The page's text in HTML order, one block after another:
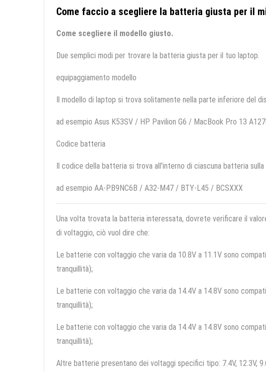
Come faccio a scegliere la batteria giusta per il
Come scegliere il modello giusto.
Due semplici modi per trovare la batteria giusta per il tuo laptop.
equipaggiamento modello
Il modello di laptop si trova solitamente nella parte inferiore del
ad esempio Asus K53SV / HP Pavilion G6 / MacBook Pro 13
Codice batteria
Il codice della batteria si trova all'interno di ciascuna batteria
ad esempio AA-PB9NC6B / A32-M47 / BTY-L45 / BCSXXX
Una volta trovata la batteria interessata, dovrete verificare il
di voltaggio, ciò vuol dire che:
Le batterie con voltaggio che varia da 10.8V a 11.1V sono
tranquillità);
Le batterie con voltaggio che varia da 14.4V a 14.8V sono
tranquillità);
Le batterie con voltaggio che varia da 14.4V a 14.8V sono
tranquillità);
Altre batterie presentano dei voltaggi specifici tipo: 7.4V, 12.3V,